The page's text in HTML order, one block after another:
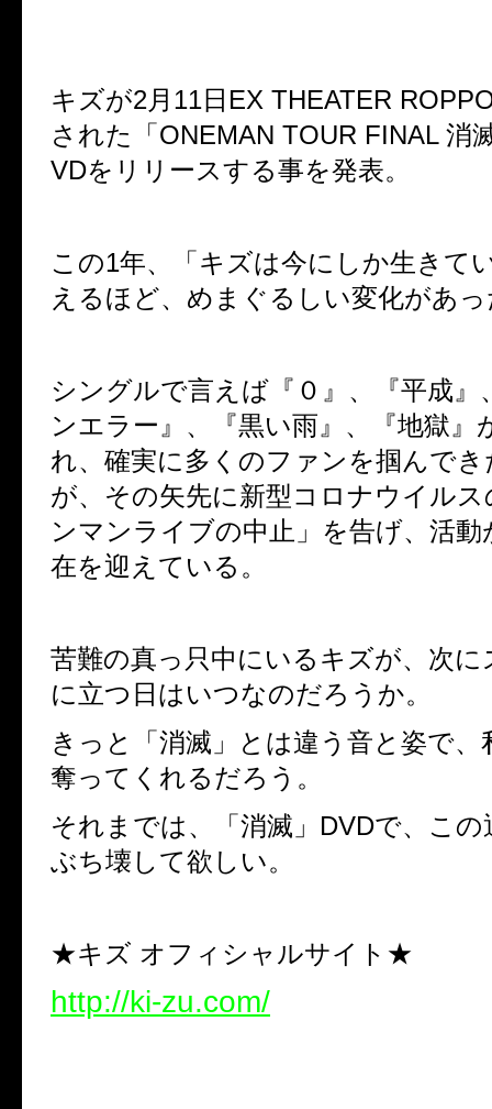
キズが2月 11日 EX THEATER
された「ONEMAN TOUR FINAL 消
VDをリリースする事を発表。
この1年、「キズは今にしか生きて
えるほど、めまぐるしい変化があ
シングルで言えば『０』、『平成』
ンエラー』、『黒い雨』、『地獄』
れ、確実に多くのファンを掴んで
が、その矢先に新型コロナウイル
ンマンライブの中止」を告げ、活動
在を迎えている。
苦難の真っ只中にいるキズが、次に
に立つ日はいつなのだろうか。
きっと「消滅」とは違う音と姿で、
奪ってくれるだろう。
それまでは、「消滅」 DVDで、この
ぶち壊して欲しい。
★キズ オフィシャルサイト★
http://ki-zu.com/